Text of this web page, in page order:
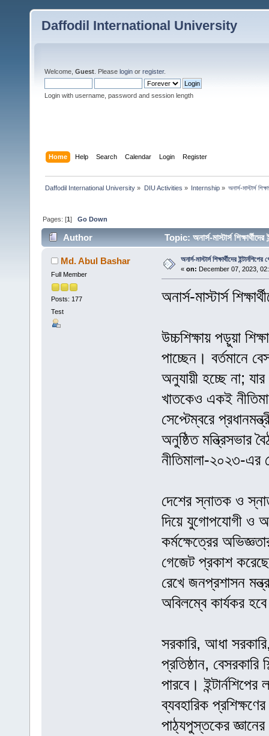
Daffodil International University
Welcome, Guest . Please login or register.
Login with username, password and session length
Home Help Search Calendar Login Register
Daffodil International University » DIU Activities » Internship» অনার্স-মাস্টার্স
Pages: [1]Go Down
Author Topic: অনার্স-মাস্টার্স
Md. Abul Bashar
Full Member
Posts: 177
Test
অনার্স-মাস্টার্স শিক্ষার্থীদের
« on: December 07, 2023,
অনার্স-মাস্টার্স
উচ্চশিক্ষায় পড়ুয়া
পাচ্ছেন। বর্তমানে
অনুযায়ী হচ্ছে না;
খাতকেও একই
সেপ্টেম্বরে
অনুষ্ঠিত মন্ত্রিসভার
নীতিমালা-২০২৩-
দেশের স্নাতক ও
দিয়ে যুগোপযোগী ও
কর্মক্ষেত্রের
গেজেট প্রকাশ করেছে
রেখে জনপ্রশাসন
অবিলম্বে কার্যকর
সরকারি, আধা
প্রতিষ্ঠান, বেসরকারি
পারবে।
ব্যবহারিক
পাঠ্যপুস্তকের